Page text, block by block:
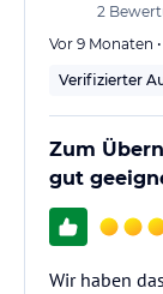
2
Vor 9 Monaten
Verifizierter
Zum
gut
Wir haben